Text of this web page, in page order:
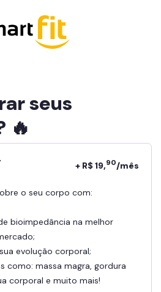
seus
🔥
+ R$ 19,90/mês
o seu corpo com:
bioimpedância na melhor
evolução corporal;
como: massa magra, gordura
corporal e muito mais!